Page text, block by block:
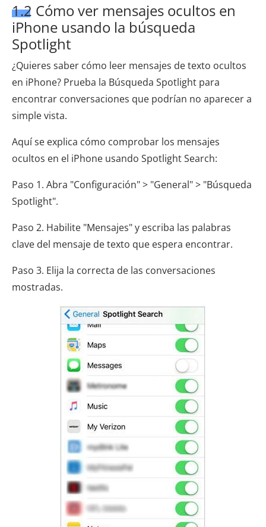
1.2 Cómo ver mensajes ocultos en
iPhone usando la búsqueda
Spotlight
¿Quieres saber cómo leer mensajes de texto ocultos
en iPhone? Prueba la Búsqueda Spotlight para
encontrar conversaciones que podrían no aparecer a
simple vista.
Aquí se explica cómo comprobar los mensajes
ocultos en el iPhone usando Spotlight Search:
Paso 1. Abra "Configuración" > "General" > "Búsqueda
Spotlight".
Paso 2. Habilite "Mensajes" y escriba las palabras
clave del mensaje de texto que espera encontrar.
Paso 3. Elija la correcta de las conversaciones
mostradas.